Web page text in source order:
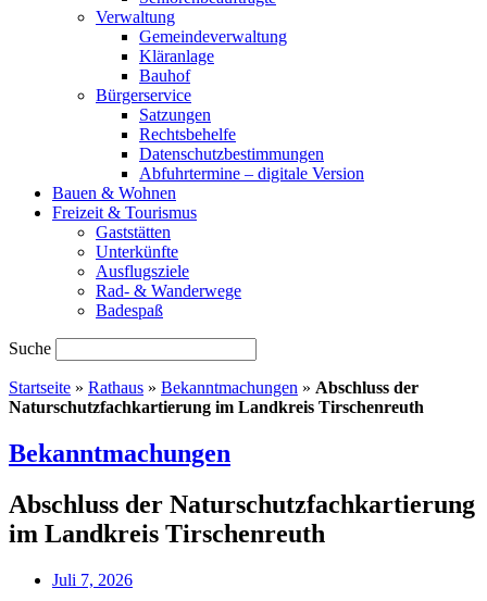
Verwaltung
Gemeindeverwaltung
Kläranlage
Bauhof
Bürgerservice
Satzungen
Rechtsbehelfe
Datenschutzbestimmungen
Abfuhrtermine – digitale Version
Bauen & Wohnen
Freizeit & Tourismus
Gaststätten
Unterkünfte
Ausflugsziele
Rad- & Wanderwege
Badespaß
Suche
Startseite » Rathaus » Bekanntmachungen » Abschluss der
Naturschutzfachkartierung im Landkreis Tirschenreuth
Bekanntmachungen
Abschluss der Naturschutzfachkartierung
im Landkreis Tirschenreuth
Juli 7, 2026